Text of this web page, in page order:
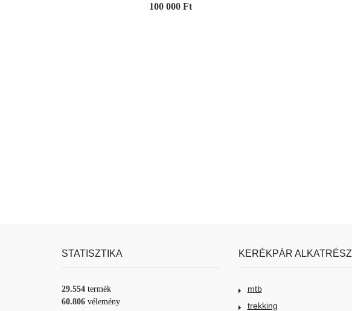
100 000 Ft
STATISZTIKA
29.554 termék
60.806 vélemény
KERÉKPÁR ALKATRÉSZ
mtb
trekking